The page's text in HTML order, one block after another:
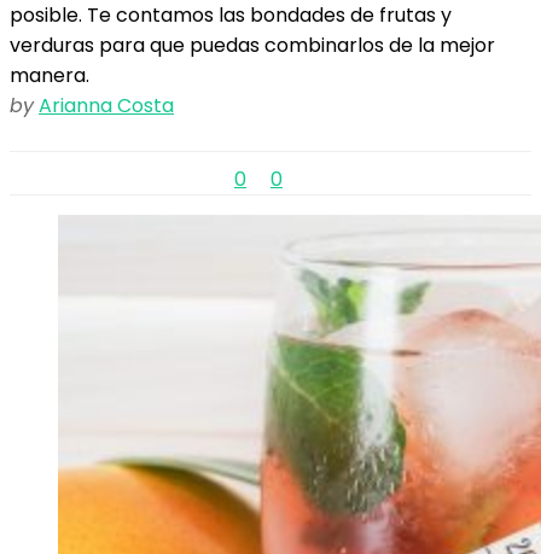
posible. Te contamos las bondades de frutas y
verduras para que puedas combinarlos de la mejor
manera.
byArianna Costa
0 0